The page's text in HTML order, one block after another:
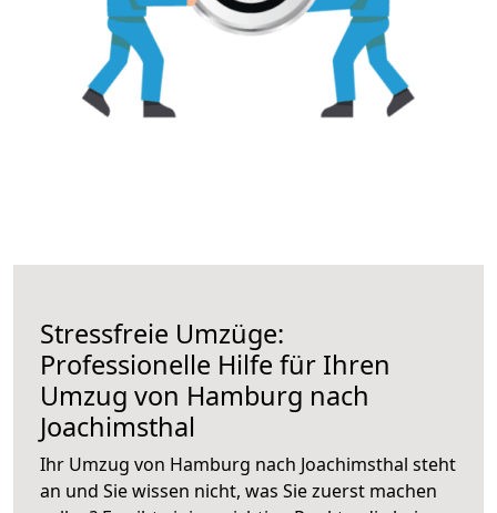
Stressfreie Umzüge:
Professionelle Hilfe für Ihren
Umzug von Hamburg nach
Joachimsthal
Ihr Umzug von Hamburg nach Joachimsthal steht
an und Sie wissen nicht, was Sie zuerst machen